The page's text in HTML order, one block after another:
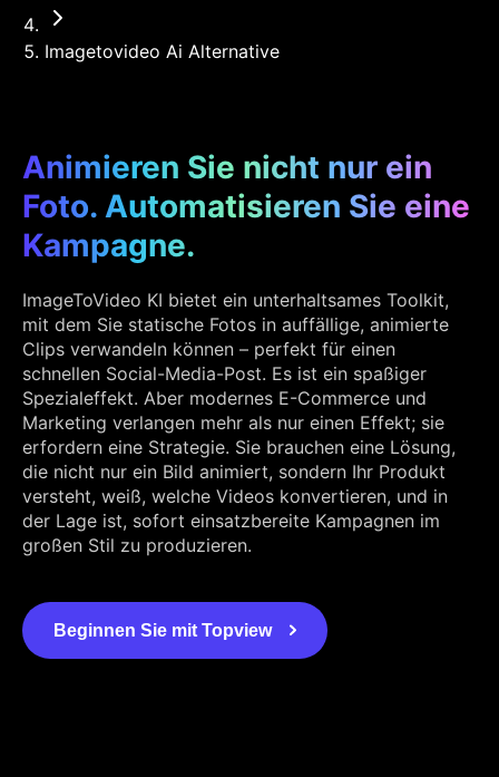
Imagetovideo Ai Alternative
Animieren Sie nicht nur ein
Foto. Automatisieren Sie eine
Kampagne.
ImageToVideo KI bietet ein unterhaltsames Toolkit,
mit dem Sie statische Fotos in auffällige, animierte
Clips verwandeln können – perfekt für einen
schnellen Social-Media-Post. Es ist ein spaßiger
Spezialeffekt. Aber modernes E-Commerce und
Marketing verlangen mehr als nur einen Effekt; sie
erfordern eine Strategie. Sie brauchen eine Lösung,
die nicht nur ein Bild animiert, sondern Ihr Produkt
versteht, weiß, welche Videos konvertieren, und in
der Lage ist, sofort einsatzbereite Kampagnen im
großen Stil zu produzieren.
Beginnen Sie mit Topview